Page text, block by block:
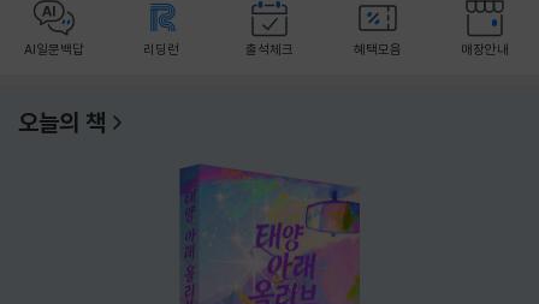
AI일문백답 리딩런 출석체크 혜택모음 매장안내
오늘의 책